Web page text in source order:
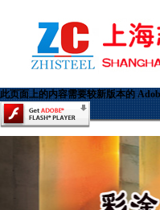
此页面上的内容需要较新版本的